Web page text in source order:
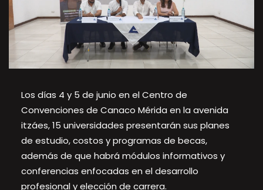
Los días 4 y 5 de junio en el Centro de
Convenciones de Canaco Mérida en la avenida
itzáes, 15 universidades presentarán sus planes
de estudio, costos y programas de becas,
además de que habrá módulos informativos y
conferencias enfocadas en el desarrollo
profesional y elección de carrera.